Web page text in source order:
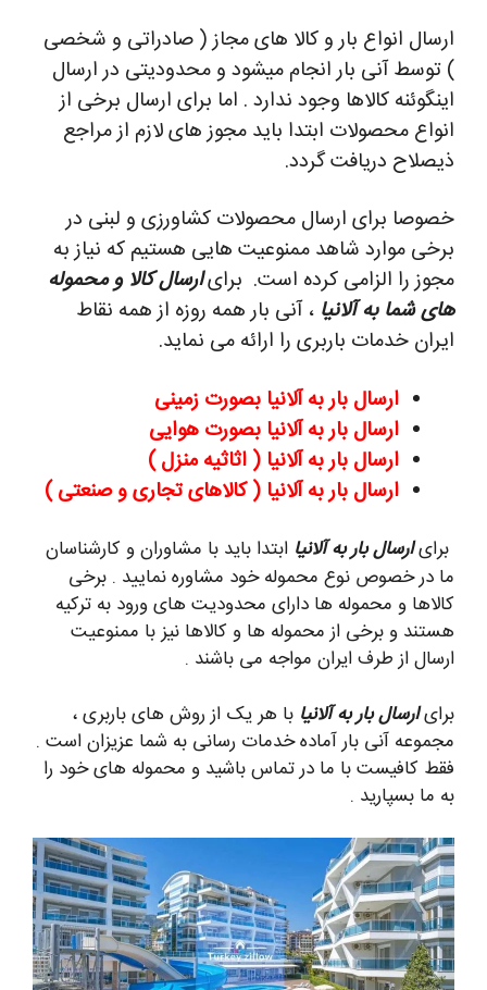
ارسال انواع بار و کالا های مجاز ( صادراتی و شخصی
) توسط آنی بار انجام میشود و محدودیتی در ارسال
اینگوئنه کالاها وجود ندارد . اما برای ارسال برخی از
انواع محصولات ابتدا باید مجوز های لازم از مراجع
ذیصلاح دریافت گردد.
خصوصا برای ارسال محصولات کشاورزی و لبنی در
برخی موارد شاهد ممنوعیت هایی هستیم که نیاز به
مجوز را الزامی کرده است. برایارسال کالا و محموله
های شما به آلانیا ، آنی بار همه روزه از همه نقاط
ایران خدمات باربری را ارائه می نماید.
ارسال بار به آلانیا بصورت زمینی
ارسال بار به آلانیا بصورت هوایی
ارسال بار به آلانیا ( اثاثیه منزل )
ارسال بار به آلانیا ( کالاهای تجاری و صنعتی )
برایارسال بار به آلانیا ابتدا باید با مشاوران و کارشناسان
ما در خصوص نوع محموله خود مشاوره نمایید . برخی
کالاها و محموله ها دارای محدودیت های ورود به ترکیه
هستند و برخی از محموله ها و کالاها نیز با ممنوعیت
ارسال از طرف ایران مواجه می باشند .
برایارسال بار به آلانیا با هر یک از روش های باربری ،
مجموعه آنی بار آماده خدمات رسانی به شما عزیزان است .
فقط کافیست با ما در تماس باشید و محموله های خود را
به ما بسپارید .